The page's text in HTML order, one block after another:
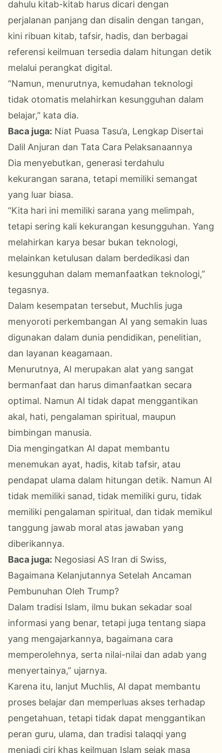
dahulu kitab-kitab harus dicari dengan
perjalanan panjang dan disalin dengan tangan,
kini ribuan kitab, tafsir, hadis, dan berbagai
referensi keilmuan tersedia dalam hitungan detik
melalui perangkat digital.
“Namun, menurutnya, kemudahan teknologi
tidak otomatis melahirkan kesungguhan dalam
belajar,” kata dia.
Baca juga: Niat Puasa Tasu’a, Lengkap Disertai
Dalil Anjuran dan Tata Cara Pelaksanaannya
Dia menyebutkan, generasi terdahulu
kekurangan sarana, tetapi memiliki semangat
yang luar biasa.
“Kita hari ini memiliki sarana yang melimpah,
tetapi sering kali kekurangan kesungguhan. Yang
melahirkan karya besar bukan teknologi,
melainkan ketulusan dalam berdedikasi dan
kesungguhan dalam memanfaatkan teknologi,”
tegasnya.
Dalam kesempatan tersebut, Muchlis juga
menyoroti perkembangan AI yang semakin luas
digunakan dalam dunia pendidikan, penelitian,
dan layanan keagamaan.
Menurutnya, AI merupakan alat yang sangat
bermanfaat dan harus dimanfaatkan secara
optimal. Namun AI tidak dapat menggantikan
akal, hati, pengalaman spiritual, maupun
bimbingan manusia.
Dia mengingatkan AI dapat membantu
menemukan ayat, hadis, kitab tafsir, atau
pendapat ulama dalam hitungan detik. Namun AI
tidak memiliki sanad, tidak memiliki guru, tidak
memiliki pengalaman spiritual, dan tidak memikul
tanggung jawab moral atas jawaban yang
diberikannya.
Baca juga: Negosiasi AS Iran di Swiss,
Bagaimana Kelanjutannya Setelah Ancaman
Pembunuhan Oleh Trump?
Dalam tradisi Islam, ilmu bukan sekadar soal
informasi yang benar, tetapi juga tentang siapa
yang mengajarkannya, bagaimana cara
memperolehnya, serta nilai-nilai dan adab yang
menyertainya,” ujarnya.
Karena itu, lanjut Muchlis, AI dapat membantu
proses belajar dan memperluas akses terhadap
pengetahuan, tetapi tidak dapat menggantikan
peran guru, ulama, dan tradisi talaqqi yang
menjadi ciri khas keilmuan Islam sejak masa